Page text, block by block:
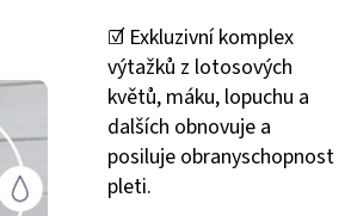
☑️ Exkluzivní komplex
výtažků z lotosových
květů, máku, lopuchu a
dalších obnovuje a
posiluje obranyschopnost
pleti.